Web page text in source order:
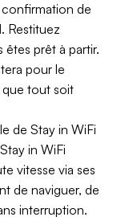
de
Restituez
prêt à partir.
pour le
que tout soit
de Stay in WiFi
in WiFi
vitesse via ses
de naviguer, de
interruption.